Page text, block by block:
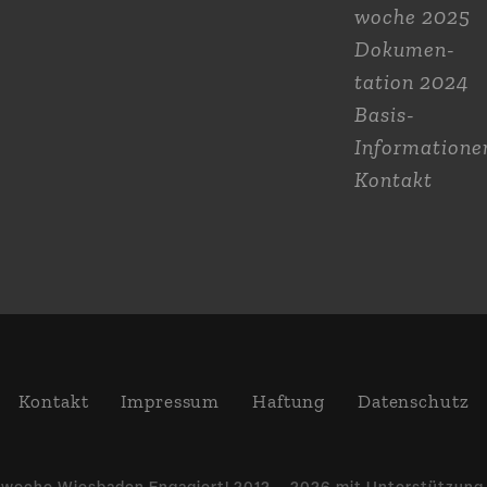
woche 2025
Dokumen­
tation 2024
Basis-
Kontakt
Kontakt Impressum Haftung Daten­schutz